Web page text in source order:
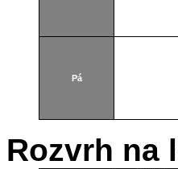
Pá
Rozvrh na